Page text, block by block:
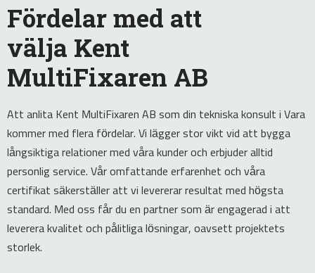
Fördelar med att
välja Kent
MultiFixaren AB
Att anlita Kent MultiFixaren AB som din tekniska konsult i Vara
kommer med flera fördelar. Vi lägger stor vikt vid att bygga
långsiktiga relationer med våra kunder och erbjuder alltid
personlig service. Vår omfattande erfarenhet och våra
certifikat säkerställer att vi levererar resultat med högsta
standard. Med oss får du en partner som är engagerad i att
leverera kvalitet och pålitliga lösningar, oavsett projektets
storlek.